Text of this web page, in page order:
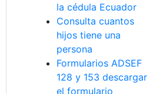
la cédula Ecuador
Consulta cuantos
hijos tiene una
persona
Formularios ADSEF
128 y 153 descargar
el formulario